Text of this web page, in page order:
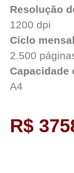
Resolução
1200 dpi
Ciclo
2.500
Capacidade
A4
R$